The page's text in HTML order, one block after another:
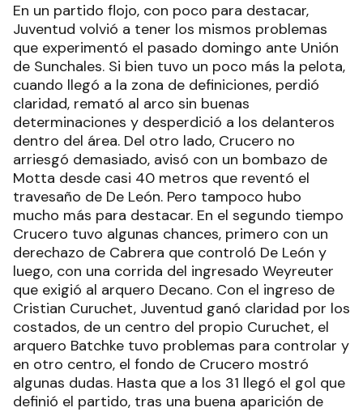
En un partido flojo, con poco para destacar,
Juventud volvió a tener los mismos problemas
que experimentó el pasado domingo ante Unión
de Sunchales. Si bien tuvo un poco más la pelota,
cuando llegó a la zona de definiciones, perdió
claridad, remató al arco sin buenas
determinaciones y desperdició a los delanteros
dentro del área. Del otro lado, Crucero no
arriesgó demasiado, avisó con un bombazo de
Motta desde casi 40 metros que reventó el
travesaño de De León. Pero tampoco hubo
mucho más para destacar. En el segundo tiempo
Crucero tuvo algunas chances, primero con un
derechazo de Cabrera que controló De León y
luego, con una corrida del ingresado Weyreuter
que exigió al arquero Decano. Con el ingreso de
Cristian Curuchet, Juventud ganó claridad por los
costados, de un centro del propio Curuchet, el
arquero Batchke tuvo problemas para controlar y
en otro centro, el fondo de Crucero mostró
algunas dudas. Hasta que a los 31 llegó el gol que
definió el partido, tras una buena aparición de